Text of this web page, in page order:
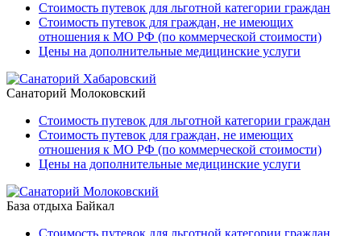
Стоимость путевок для льготной категории граждан
Стоимость путевок для граждан, не имеющих
отношения к МО РФ (по коммерческой стоимости)
Цены на дополнительные медицинские услуги
Санаторий Молоковский
Стоимость путевок для льготной категории граждан
Стоимость путевок для граждан, не имеющих
отношения к МО РФ (по коммерческой стоимости)
Цены на дополнительные медицинские услуги
База отдыха Байкал
Стоимость путевок для льготной категории граждан